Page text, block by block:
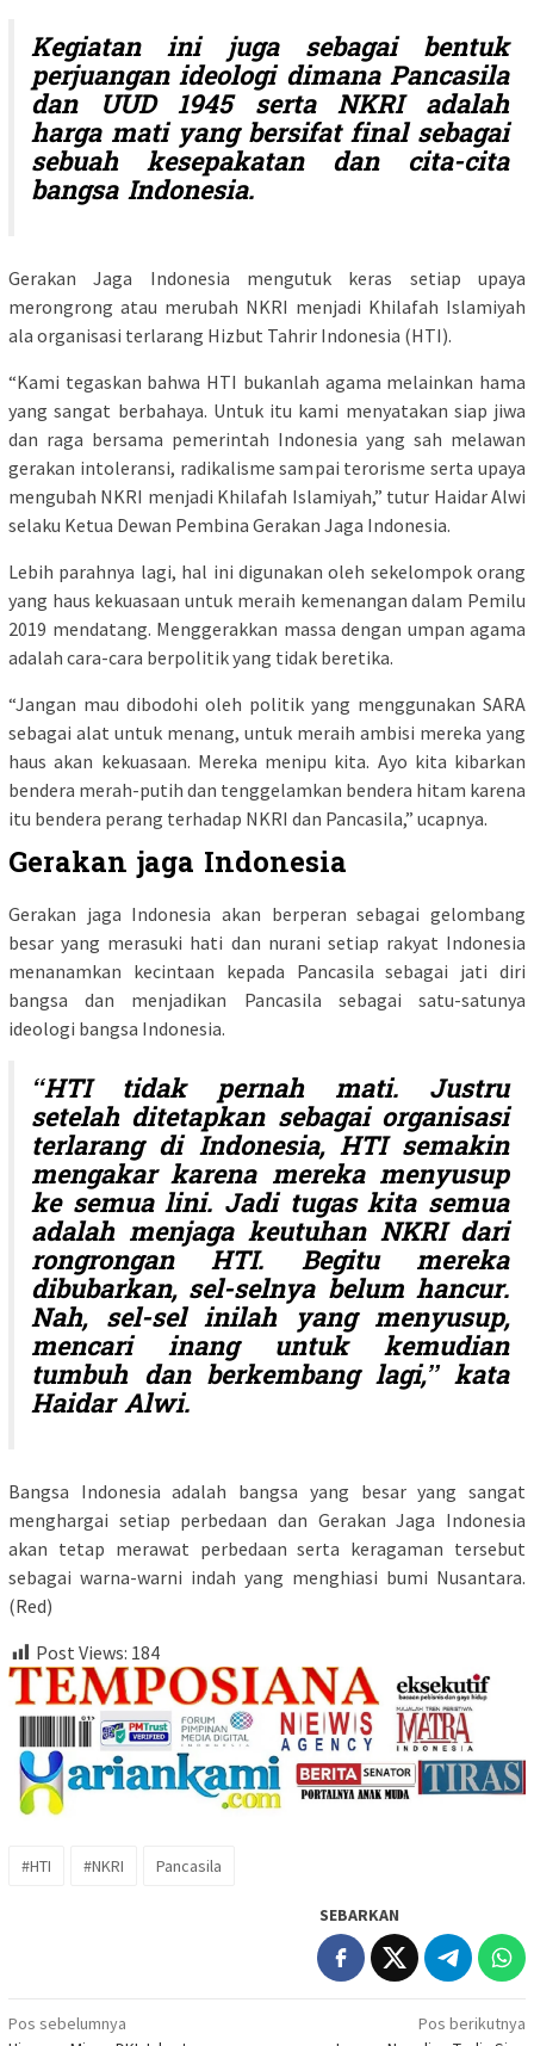
Kegiatan ini juga sebagai bentuk
perjuangan ideologi dimana Pancasila
dan UUD 1945 serta NKRI adalah
harga mati yang bersifat final sebagai
sebuah kesepakatan dan cita-cita
bangsa Indonesia.
Gerakan Jaga Indonesia mengutuk keras setiap upaya
merongrong atau merubah NKRI menjadi Khilafah Islamiyah
ala organisasi terlarang Hizbut Tahrir Indonesia (HTI).
“Kami tegaskan bahwa HTI bukanlah agama melainkan hama
yang sangat berbahaya. Untuk itu kami menyatakan siap jiwa
dan raga bersama pemerintah Indonesia yang sah melawan
gerakan intoleransi, radikalisme sampai terorisme serta upaya
mengubah NKRI menjadi Khilafah Islamiyah,” tutur Haidar Alwi
selaku Ketua Dewan Pembina Gerakan Jaga Indonesia.
Lebih parahnya lagi, hal ini digunakan oleh sekelompok orang
yang haus kekuasaan untuk meraih kemenangan dalam Pemilu
2019 mendatang. Menggerakkan massa dengan umpan agama
adalah cara-cara berpolitik yang tidak beretika.
“Jangan mau dibodohi oleh politik yang menggunakan SARA
sebagai alat untuk menang, untuk meraih ambisi mereka yang
haus akan kekuasaan. Mereka menipu kita. Ayo kita kibarkan
bendera merah-putih dan tenggelamkan bendera hitam karena
itu bendera perang terhadap NKRI dan Pancasila,” ucapnya.
Gerakan jaga Indonesia
Gerakan jaga Indonesia akan berperan sebagai gelombang
besar yang merasuki hati dan nurani setiap rakyat Indonesia
menanamkan kecintaan kepada Pancasila sebagai jati diri
bangsa dan menjadikan Pancasila sebagai satu-satunya
ideologi bangsa Indonesia.
“HTI tidak pernah mati. Justru
setelah ditetapkan sebagai organisasi
terlarang di Indonesia, HTI semakin
mengakar karena mereka menyusup
ke semua lini. Jadi tugas kita semua
adalah menjaga keutuhan NKRI dari
rongrongan HTI. Begitu mereka
dibubarkan, sel-selnya belum hancur.
Nah, sel-sel inilah yang menyusup,
mencari inang untuk kemudian
tumbuh dan berkembang lagi,” kata
Haidar Alwi.
Bangsa Indonesia adalah bangsa yang besar yang sangat
menghargai setiap perbedaan dan Gerakan Jaga Indonesia
akan tetap merawat perbedaan serta keragaman tersebut
sebagai warna-warni indah yang menghiasi bumi Nusantara.
(Red)
Post Views: 184
#HTI #NKRI Pancasila
SEBARKAN
Navigasi
Pos sebelumnya
Pos berikutnya